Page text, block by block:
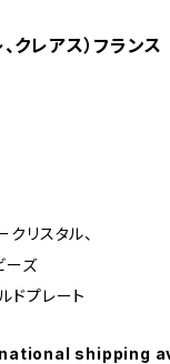
クレアス）フラン
リスタル、
ズ
プレート
shipping